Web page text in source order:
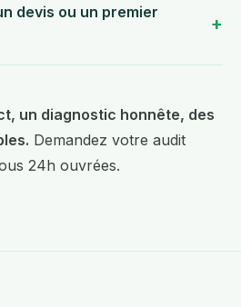
devis ou un premier
un diagnostic honnête, des
Demandez votre audit
24h ouvrées.